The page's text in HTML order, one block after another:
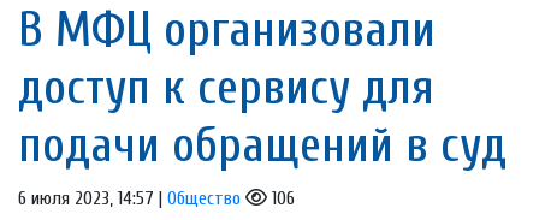
В МФЦ организовали
доступ к сервису для
подачи обращений в суд
6 июля 2023, 14:57 | Общество 106